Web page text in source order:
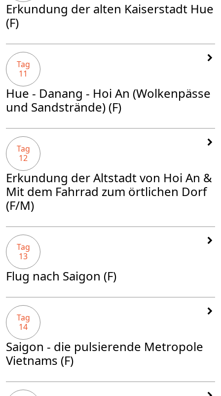
Erkundung der alten Kaiserstadt Hue
(F)
Tag
11
Hue - Danang - Hoi An (Wolkenpässe
und Sandstrände) (F)
Tag
12
Erkundung der Altstadt von Hoi An &
Mit dem Fahrrad zum örtlichen Dorf
(F/M)
Tag
13
Flug nach Saigon (F)
Tag
14
Saigon - die pulsierende Metropole
Vietnams (F)